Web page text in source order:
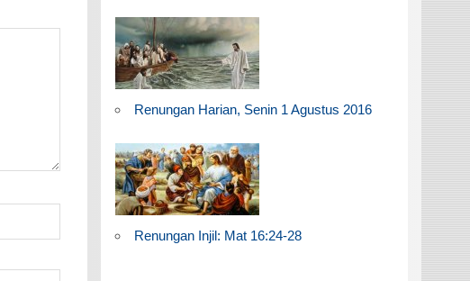
Renungan Harian, Senin 1 Agustus 2016
Renungan Injil: Mat 16:24-28